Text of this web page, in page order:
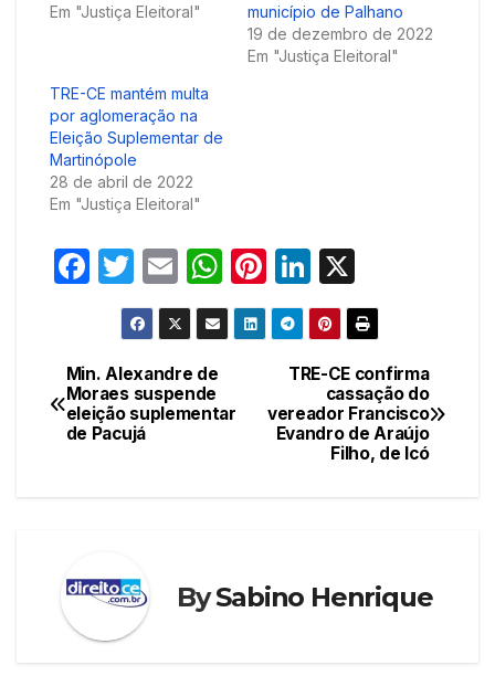
Em "Justiça Eleitoral"
município de Palhano
19 de dezembro de 2022
Em "Justiça Eleitoral"
TRE-CE mantém multa
por aglomeração na
Eleição Suplementar de
Martinópole
28 de abril de 2022
Em "Justiça Eleitoral"
F
e
b
o
T
w
itt
er
E
m
ail
W
h
at
A
Pi
nt
er
st
Li
n
k
e
dI
n
Navegação
de
TRE-CE confirma
cassação do
vereador Francisco
Evandro de Araújo
Filho, de Icó
Min. Alexandre de
Moraes suspende
eleição suplementar
de Pacujá
BySabino Henrique